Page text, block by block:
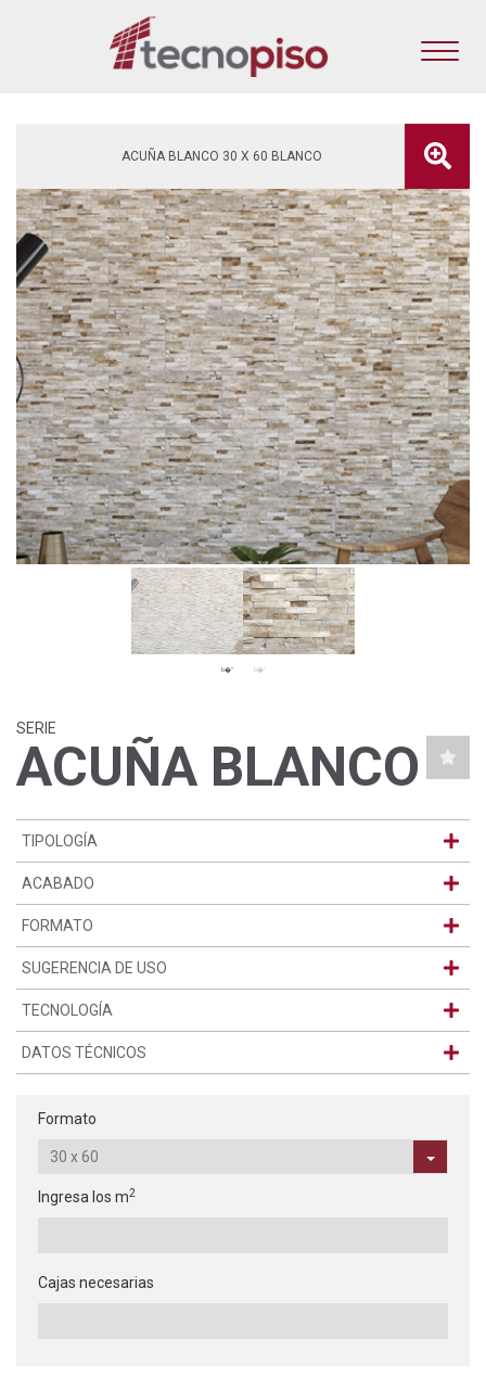
ACUÑA BLANCO 30 X 60 BLANCO
SERIE
ACUÑA BLANCO
TIPOLOGÍA
ACABADO
FORMATO
SUGERENCIA DE USO
TECNOLOGÍA
DATOS TÉCNICOS
Formato
Ingresa los m2
Cajas necesarias